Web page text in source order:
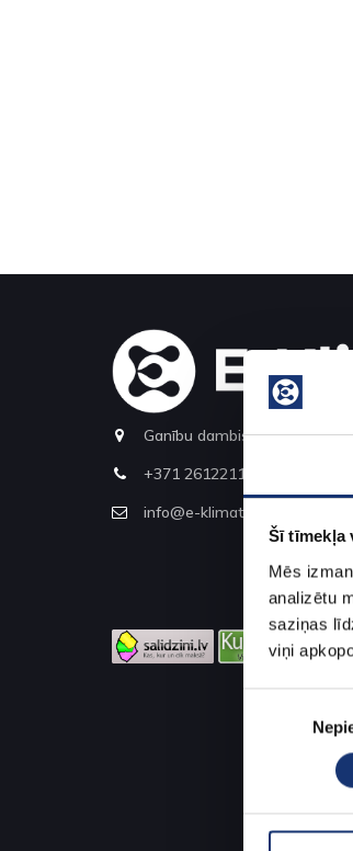
Šī tīmekļa
Mēs
analizētu
saziņas
viņi
Ganību dambis 30k-1
+371 26122110
info@e-klimats.lv